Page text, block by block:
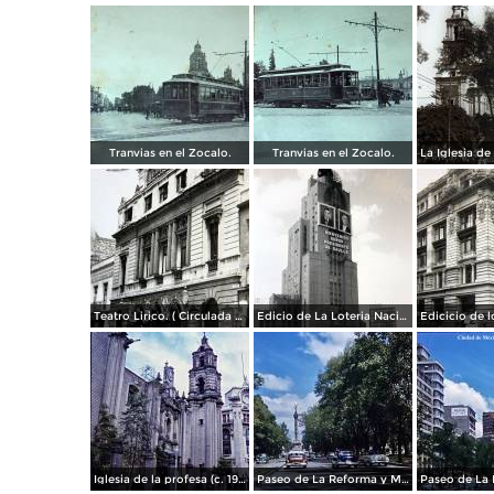
Tranvias en el Zocalo. Tranvias en el Zocalo.
Teatro Lirico. ( Circulada el 1 de Agosto de 1926 ). Edicio de La Loteria Nacional Ciudad de México Abril de 1964
Iglesia de la profesa (c. 1950) Paseo de La Reforma y Mto a La Independencia 1950 Paseo de La